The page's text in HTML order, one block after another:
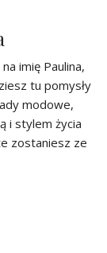
imię Paulina,
tu pomysły
modowe,
i stylem życia
zostaniesz ze